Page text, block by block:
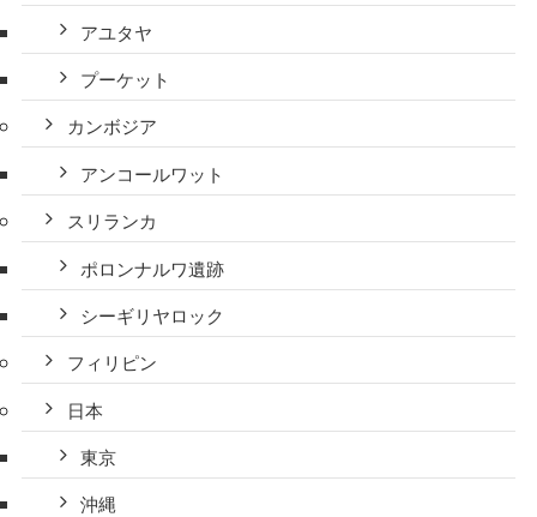
アユタヤ
プーケット
カンボジア
アンコールワット
スリランカ
ポロンナルワ遺跡
シーギリヤロック
フィリピン
日本
東京
沖縄